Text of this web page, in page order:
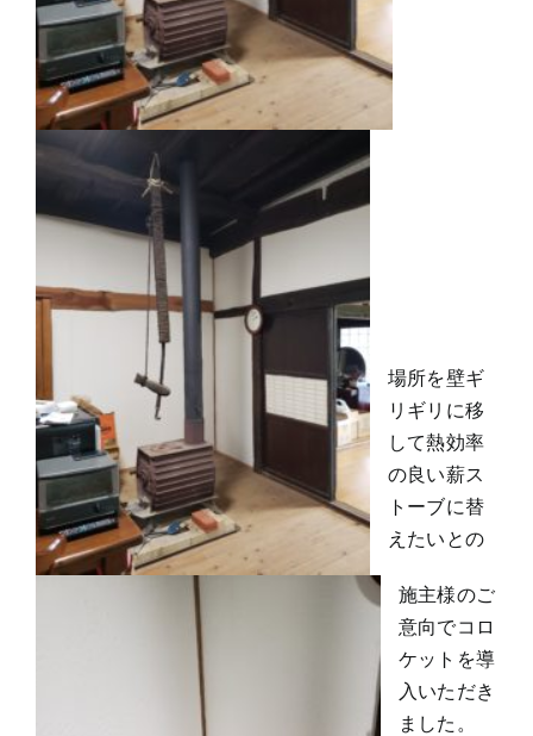
場所を壁ギ
リギリに移
して熱効率
の良い薪ス
トーブに替
えたいとの
施主様のご
意向でコロ
ケットを導
入いただき
ました。